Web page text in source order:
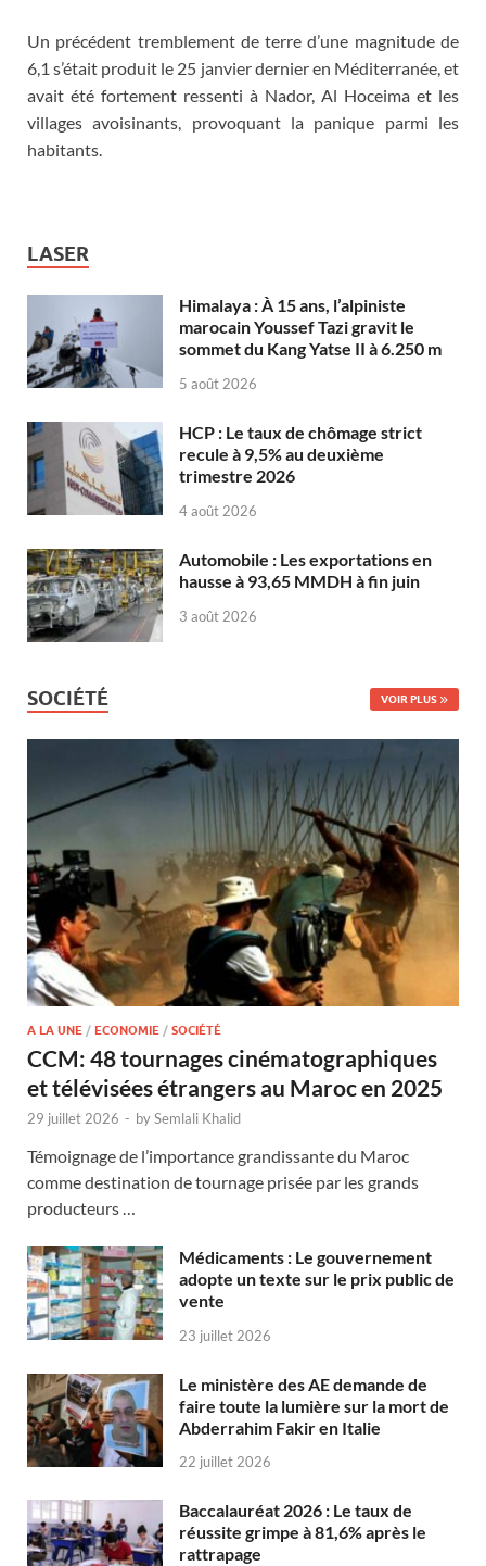
Un précédent tremblement de terre d’une magnitude de
6,1 s’était produit le 25 janvier dernier en Méditerranée, et
avait été fortement ressenti à Nador, Al Hoceima et les
villages avoisinants, provoquant la panique parmi les
habitants.
LASER
Himalaya : À 15 ans, l’alpiniste
marocain Youssef Tazi gravit le
sommet du Kang Yatse II à 6.250 m
5 août 2026
HCP : Le taux de chômage strict
recule à 9,5% au deuxième
trimestre 2026
4 août 2026
Automobile : Les exportations en
hausse à 93,65 MMDH à fin juin
3 août 2026
SOCIÉTÉ VOIR PLUS
A LA UNE / ECONOMIE / SOCIÉTÉ
CCM: 48 tournages cinématographiques
et télévisées étrangers au Maroc en 2025
29 juillet 2026 - bySemlali Khalid
Témoignage de l’importance grandissante du Maroc
comme destination de tournage prisée par les grands
producteurs …
Médicaments : Le gouvernement
adopte un texte sur le prix public de
vente
23 juillet 2026
Le ministère des AE demande de
faire toute la lumière sur la mort de
Abderrahim Fakir en Italie
22 juillet 2026
Baccalauréat 2026 : Le taux de
réussite grimpe à 81,6% après le
rattrapage